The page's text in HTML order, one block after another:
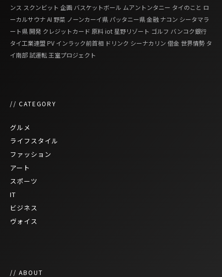
ンス スクンビット 企画 バスケットボール ムアントンタニー タイのこと ロ
ーカルサウナAI 野菜 ノーンカーイ県 パッタニー県金融 ナコン シータマラ
ート県 開発 クレジットカード 原料iot 星野リゾート ゴルフ バンコク銀行
タイ工業連盟 PV インラック前首相 ドリンク シーナカリン 借金 世界情勢 タ
イ南部 試運転王室プロジェクト
// CATEGORY
グルメ
ライフスタイル
ファッション
アート
スポーツ
IT
ビジネス
ヴォイス
// ABOUT